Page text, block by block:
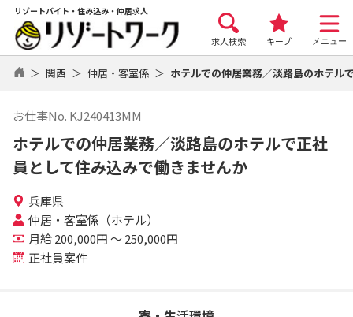
リゾートバイト・住み込み・仲居求人
求人検索 キープ メニュー
関西 仲居・客室係 ホテルでの仲居業務／淡路島のホテル
お仕事No. KJ240413MM
ホテルでの仲居業務／淡路島のホテルで正社
員として住み込みで働きませんか
兵庫県
仲居・客室係（ホテル）
月給 200,000円 ～ 250,000円
正社員案件